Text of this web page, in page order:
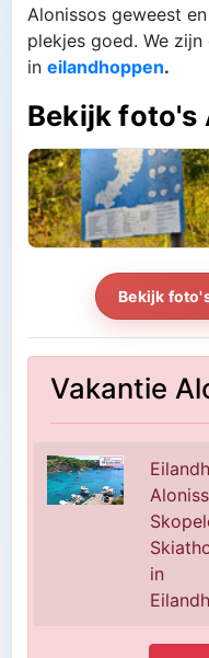
Alonissos geweest
plekjes goed. We
in eilandhoppen.
Bekijk foto's
Bekijk
Vakantie
in